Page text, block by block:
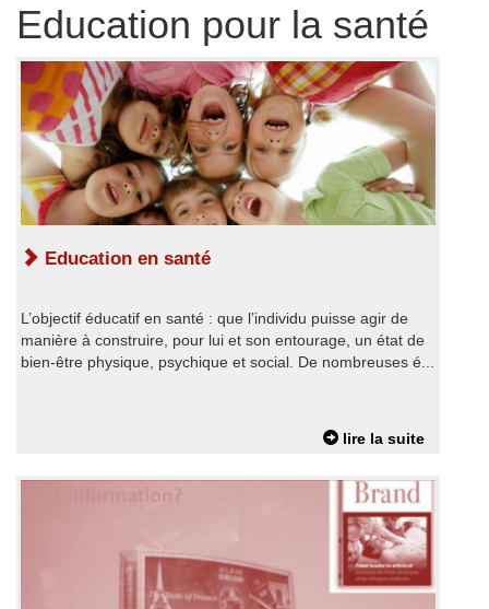
Education pour la santé
Education en santé
L’objectif éducatif en santé : que l’individu puisse agir de
manière à construire, pour lui et son entourage, un état de
bien-être physique, psychique et social. De nombreuses é...
lire la suite